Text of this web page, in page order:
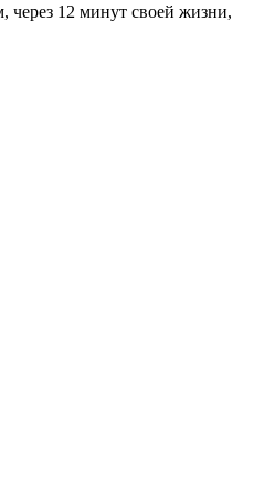
через 12 минут своей жизни,